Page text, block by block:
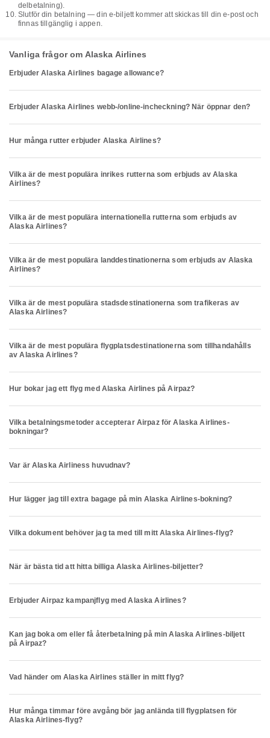
delbetalning).
Slutför din betalning — din e-biljett kommer att skickas till din e-post och
finnas tillgänglig i appen.
Vanliga frågor om Alaska Airlines
Erbjuder Alaska Airlines bagage allowance?
Erbjuder Alaska Airlines webb-/online-incheckning? När öppnar den?
Hur många rutter erbjuder Alaska Airlines?
Vilka är de mest populära inrikes rutterna som erbjuds av Alaska
Airlines?
Vilka är de mest populära internationella rutterna som erbjuds av
Alaska Airlines?
Vilka är de mest populära landdestinationerna som erbjuds av Alaska
Airlines?
Vilka är de mest populära stadsdestinationerna som trafikeras av
Alaska Airlines?
Vilka är de mest populära flygplatsdestinationerna som tillhandahålls
av Alaska Airlines?
Hur bokar jag ett flyg med Alaska Airlines på Airpaz?
Vilka betalningsmetoder accepterar Airpaz för Alaska Airlines-
bokningar?
Var är Alaska Airliness huvudnav?
Hur lägger jag till extra bagage på min Alaska Airlines-bokning?
Vilka dokument behöver jag ta med till mitt Alaska Airlines-flyg?
När är bästa tid att hitta billiga Alaska Airlines-biljetter?
Erbjuder Airpaz kampanjflyg med Alaska Airlines?
Kan jag boka om eller få återbetalning på min Alaska Airlines-biljett
på Airpaz?
Vad händer om Alaska Airlines ställer in mitt flyg?
Hur många timmar före avgång bör jag anlända till flygplatsen för
Alaska Airlines-flyg?